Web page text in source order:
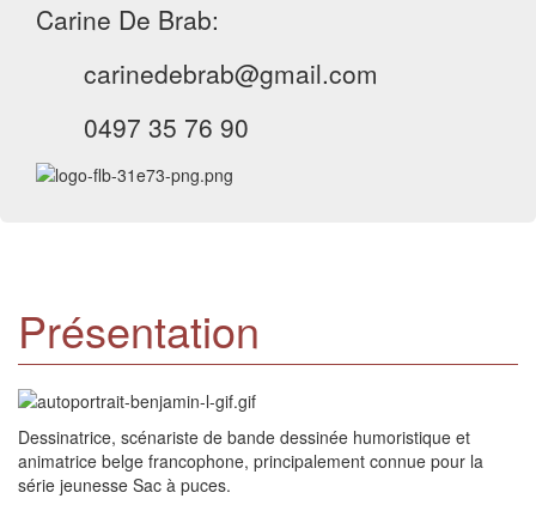
Carine De Brab:
carinedebrab@gmail.com
0497 35 76 90
Présentation
Dessinatrice, scénariste de bande dessinée humoristique et
animatrice belge francophone, principalement connue pour la
série jeunesse Sac à puces.